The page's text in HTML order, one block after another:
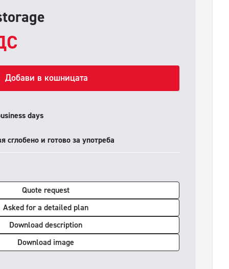
Добави в кошницата
days
сглобено и готово за употреба
Quote request
Asked for a detailed plan
Download description
Download image